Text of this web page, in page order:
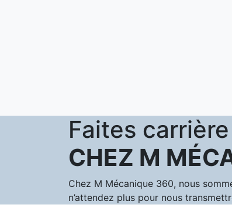
Faites carrière
CHEZ M
Chez M Mécanique 360, nous
n’attendez plus pour nous